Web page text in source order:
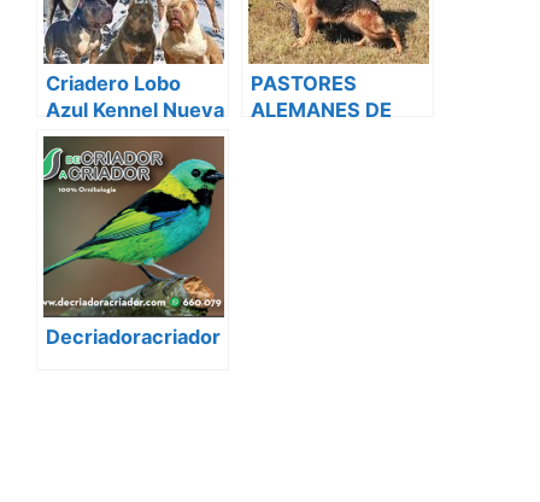
Criadero Lobo
Azul Kennel Nueva
Generacion
PASTORES
ALEMANES DE
Decriadoracriador